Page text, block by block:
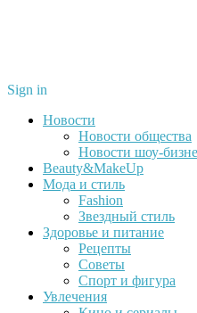
Sign in
Новости
Новости общества
Новости шоу-
Beauty&MakeUp
Мода и стиль
Fashion
Звездный стиль
Здоровье и питание
Рецепты
Советы
Спорт и фигура
Увлечения